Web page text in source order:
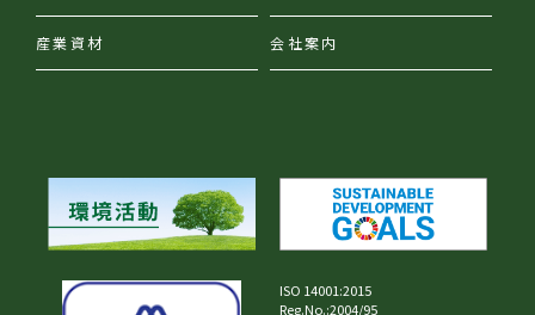
産業資材 会社案内
ISO 14001:2015
Reg.No.:2004/95